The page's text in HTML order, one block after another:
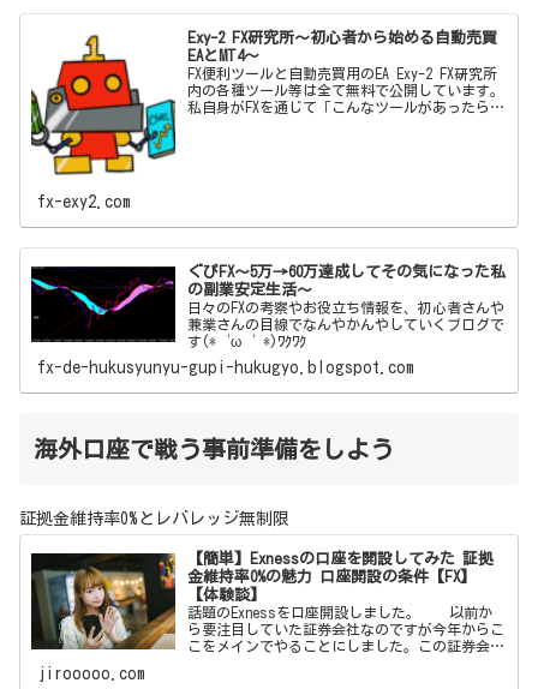
Exy-2 FX研究所～初心者から始める自動売買
EAとMT4～
FX便利ツールと自動売買用のEA Exy-2 FX研究所
内の各種ツール等は全て無料で公開しています。
私自身がFXを通じて「こんなツールがあったらい
いな」「この機能とこの機能をかけ合わせて自動
fx-exy2.com
ぐぴFX～5万→60万達成してその気になった私
の副業安定生活～
日々のFXの考察やお役立ち情報を、初心者さんや
兼業さんの目線でなんやかんやしていくブログで
す(*‘ω‘ *)ﾜｸﾜｸ
fx-de-hukusyunyu-gupi-hukugyo.blogspot.com
海外口座で戦う事前準備をしよう
証拠金維持率0%とレバレッジ無制限
【簡単】Exnessの口座を開設してみた 証拠
金維持率0%の魅力 口座開設の条件【FX】
【体験談】
話題のExnessを口座開設しました。 以前か
ら要注目していた証券会社なのですが今年からこ
こをメインでやることにしました。この証券会社
はボーナスはありません。しかしそれを補う魅力
jirooooo.com